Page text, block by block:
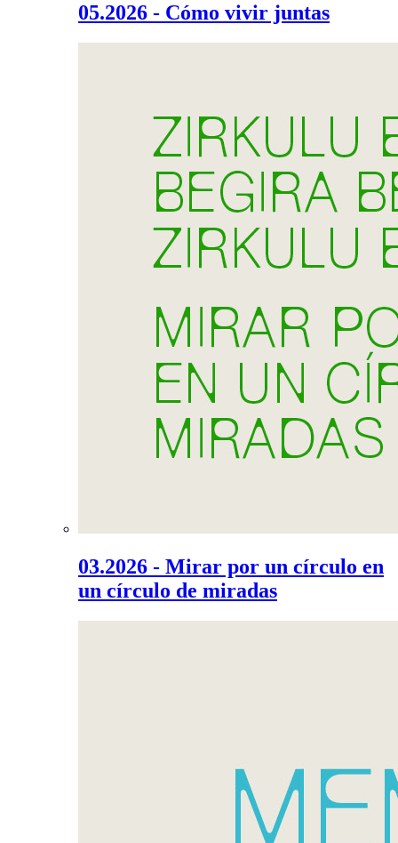
05.2026 - Cómo vivir juntas
03.2026 - Mirar por un círculo en
un círculo de miradas